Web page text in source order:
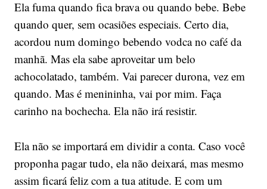
Ela fuma quando fica brava ou quando bebe. Bebe
quando quer, sem ocasiões especiais. Certo dia,
acordou num domingo bebendo vodca no café da
manhã. Mas ela sabe aproveitar um belo
achocolatado, também. Vai parecer durona, vez em
quando. Mas é menininha, vai por mim. Faça
carinho na bochecha. Ela não irá resistir.
Ela não se importará em dividir a conta. Caso você
proponha pagar tudo, ela não deixará, mas mesmo
assim ficará feliz com a tua atitude. E com um